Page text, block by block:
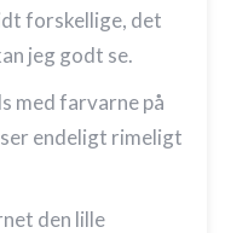
forskellige, det
jeg godt se.
med farvarne på
endeligt rimeligt
den lille